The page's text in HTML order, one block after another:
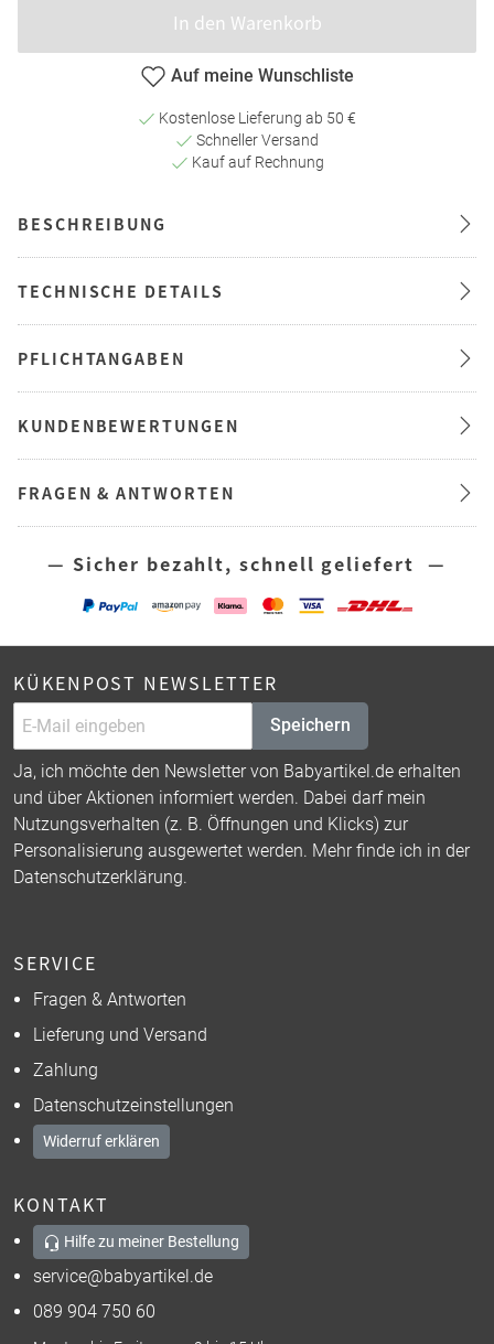
In den Warenkorb
Auf meine Wunschliste
Kostenlose Lieferung ab 50 €
Schneller Versand
Kauf auf Rechnung
BESCHREIBUNG
TECHNISCHE DETAILS
PFLICHTANGABEN
KUNDENBEWERTUNGEN
FRAGEN & ANTWORTEN
— Sicher bezahlt, schnell geliefert —
KÜKENPOST NEWSLETTER
Speichern
Ja, ich möchte den Newsletter von Babyartikel.de erhalten
und über Aktionen informiert werden. Dabei darf mein
Nutzungsverhalten (z. B. Öffnungen und Klicks) zur
Personalisierung ausgewertet werden. Mehr finde ich in der
Datenschutzerklärung.
SERVICE
Fragen & Antworten
Lieferung und Versand
Zahlung
Datenschutzeinstellungen
Widerruf erklären
KONTAKT
Hilfe zu meiner Bestellung
service@babyartikel.de
089 904 750 60